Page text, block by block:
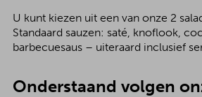
U kunt kiezen uit een van onze 2
Standaard sauzen: saté, knoflook,
barbecuesaus – uiteraard inclusief
Onderstaand volgen